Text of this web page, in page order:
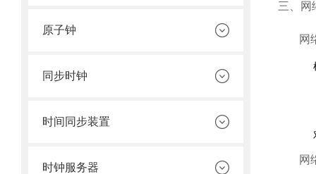
原子钟
同步时钟
时间同步装置
时钟服务器
三、网
网
网